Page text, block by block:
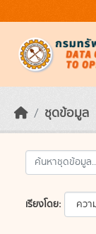
ชุดข้อมูล
เรียงโดย